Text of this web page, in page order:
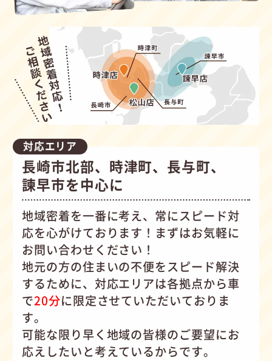
対応エリア
長崎市北部、時津町、長与町、
諫早市を中心に
地域密着を一番に考え、常にスピード対
応を心がけております！まずはお気軽に
お問い合わせください！
地元の方の住まいの不便をスピード解決
するために、対応エリアは各拠点から車
で20分に限定させていただいておりま
す。
可能な限り早く地域の皆様のご要望にお
応えしたいと考えているからです。